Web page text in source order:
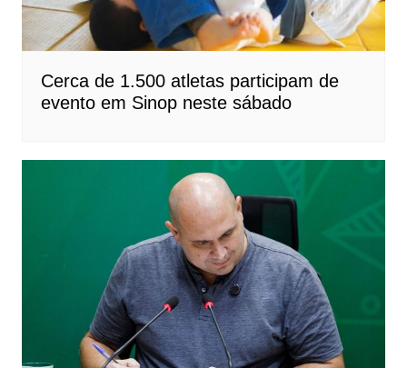
Cerca de 1.500 atletas participam de
evento em Sinop neste sábado